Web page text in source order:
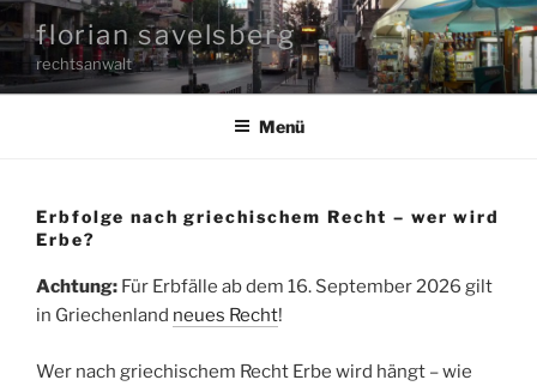
Zum
Inhalt
springen
florian savelsberg
rechtsanwalt
Menü
Erbfolge nach griechischem Recht – wer wird
Erbe?
Achtung: Für Erbfälle ab dem 16. September 2026 gilt
in Griechenland neues Recht!
Wer nach griechischem Recht Erbe wird hängt – wie